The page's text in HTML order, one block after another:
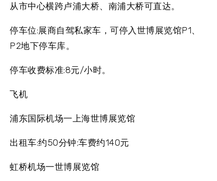
从市中心横跨卢浦大桥、南浦大桥可直达。
停车位:展商自驾私家车，可停入世博展览馆P1、
P2地下停车库。
停车收费标准:8元/小时。
飞机
浦东国际机场一上海世博展览馆
出租车:约50分钟;车费约140元
虹桥机场一世博展览馆